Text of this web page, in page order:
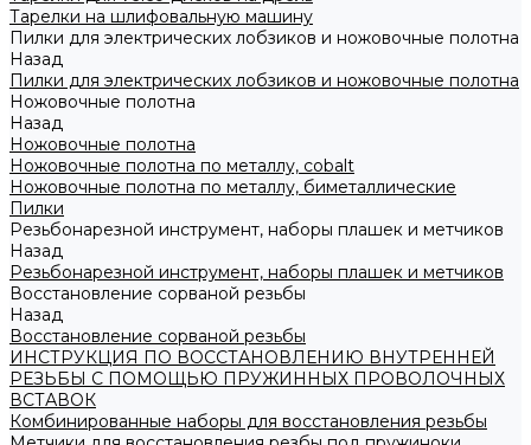
Тарелки на шлифовальную машину
Пилки для электрических лобзиков и ножовочные полотна
Назад
Пилки для электрических лобзиков и ножовочные полотна
Ножовочные полотна
Назад
Ножовочные полотна
Ножовочные полотна по металлу, cobalt
Ножовочные полотна по металлу, биметаллические
Пилки
Резьбонарезной инструмент, наборы плашек и метчиков
Назад
Резьбонарезной инструмент, наборы плашек и метчиков
Восстановление сорваной резьбы
Назад
Восстановление сорваной резьбы
ИНСТРУКЦИЯ ПО ВОССТАНОВЛЕНИЮ ВНУТРЕННЕЙ
РЕЗЬБЫ С ПОМОЩЬЮ ПРУЖИННЫХ ПРОВОЛОЧНЫХ
ВСТАВОК
Комбинированные наборы для восстановления резьбы